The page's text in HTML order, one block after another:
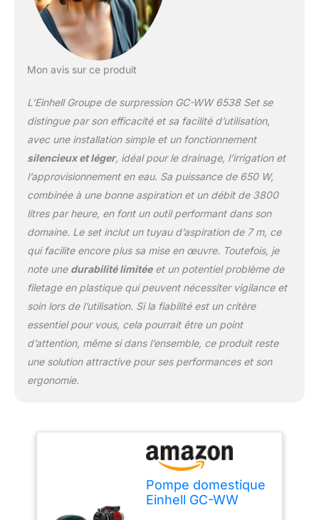
Le système de contrôle
de la pression permet
surpresseur dès que la
pression est revenue à la
normale Contrôle de la
d'œil grâce à la jauge Le
large bouchon de
remplissage permet un
démarrage facile et
rapide, et le bouchon de
purge permet une
évacuation simple
d'éventuelles eaux
résiduelles Le GC-WW
tuyau d'aspiration de 7m
Mon avis sur ce produit
L’Einhell Groupe de surpression GC-WW 6538 Set se
distingue par son efficacité et sa facilité d’utilisation,
avec une installation simple et un fonctionnement
silencieux et léger, idéal pour le drainage, l’irrigation et
l’approvisionnement en eau. Sa puissance de 650 W,
combinée à une bonne aspiration et un débit de 3800
litres par heure, en font un outil performant dans son
domaine. Le set inclut un tuyau d’aspiration de 7 m, ce
qui facilite encore plus sa mise en œuvre. Toutefois, je
note une durabilité limitéeet un potentiel problème de
filetage en plastique qui peuvent nécessiter vigilance et
soin lors de l’utilisation. Si la fiabilité est un critère
essentiel pour vous, cela pourrait être un point
d’attention, même si dans l’ensemble, ce produit reste
une solution attractive pour ses performances et son
ergonomie.
Pompe domestique
Einhell GC-WW